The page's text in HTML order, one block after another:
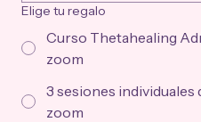
Elige tu regalo
Curso Thetahealing
zoom
3 sesiones individuales
zoom